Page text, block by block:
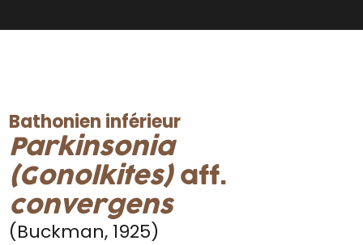
Bathonien inférieur
Parkinsonia
(Gonolkites)aff.
convergens
(Buckman, 1925)